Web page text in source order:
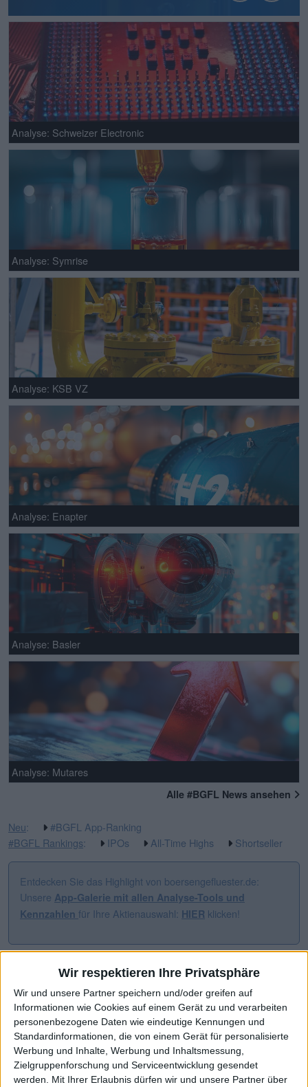
Wir respektieren Ihre Privatsphäre
Wir und unsere Partner speichern und/oder greifen auf
Informationen wie Cookies auf einem Gerät zu und verarbeiten
personenbezogene Daten wie eindeutige Kennungen und
Standardinformationen, die von einem Gerät für personalisierte
Werbung und Inhalte, Werbung und Inhaltsmessung,
Zielgruppenforschung und Serviceentwicklung gesendet
werden. Mit Ihrer Erlaubnis dürfen wir und unsere Partner über
Analyse: Schweizer Electronic
Analyse: Symrise
Analyse: KSB VZ
Analyse: Enapter
Analyse: Basler
Analyse: Mutares
Alle #BGFL News ansehen
Neu:
#BGFL App-Ranking
#BGFL Rankings: IPOs All-Time Highs Shortseller
Entdecken Sie das Highlight von boersengefluester.de:
Unsere App-Galerie mit allen Analyse-Tools und
Kennzahlen für Ihre Aktienauswahl: HIER klicken!